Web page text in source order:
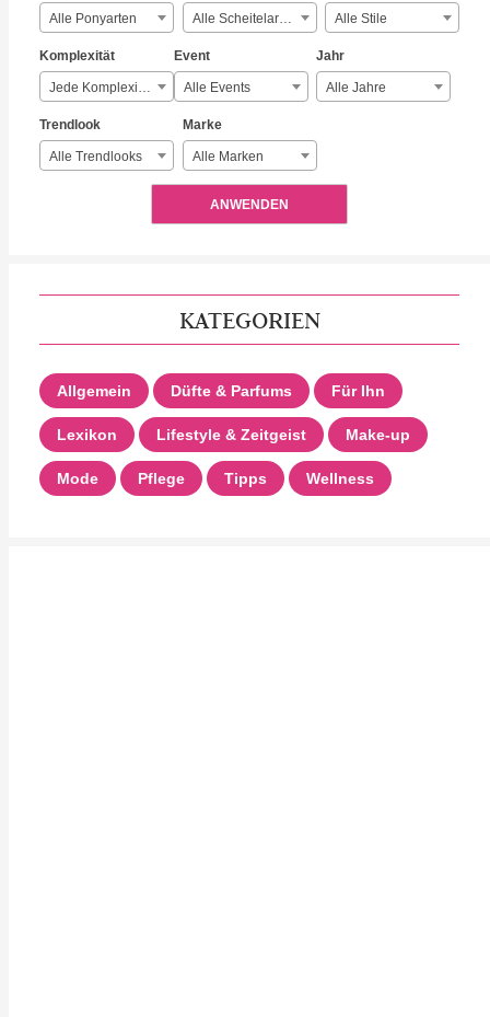
Alle Ponyarten Alle Scheitelarten Alle Stile
Komplexität
Jede Komplexität
Event
Alle Events
Jahr
Alle Jahre
Trendlook
Alle Trendlooks
Marke
Alle Marken
ANWENDEN
KATEGORIEN
Allgemein Düfte & Parfums Für Ihn
Lexikon Lifestyle & Zeitgeist Make-up
Mode Pflege Tipps Wellness